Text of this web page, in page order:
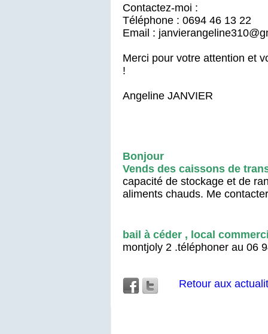
Contactez-moi :
Téléphone : 0694 46 13 22
Email :
Merci pour votre attention et
!
Angeline JANVIER
Bonjour
Vends des caissons de
capacité de stockage et de
aliments chauds. Me
bail à céder , local
montjoly 2 .téléphoner au 06
Retour aux